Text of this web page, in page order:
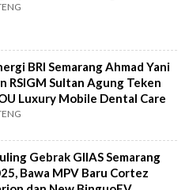
BRI Semarang Ahmad Yani
RSIGM Sultan Agung Teken
Luxury Mobile Dental Care
Gebrak GIIAS Semarang
Bawa MPV Baru Cortez